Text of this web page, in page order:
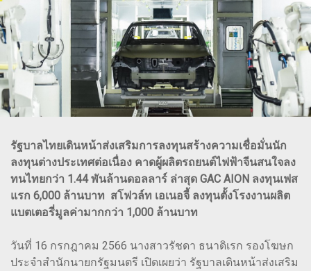
รัฐบาลไทยเดินหน้าส่งเสริมการลงทุนสร้างความเชื่อมั่นนัก
ลงทุนต่างประเทศต่อเนื่อง คาดผู้ผลิตรถยนต์ไฟฟ้าจีนสนใจลง
ทนไทยกว่า 1.44 พันล้านดอลลาร์ ล่าสุด GAC AION ลงทุนเฟส
แรก 6,000 ล้านบาท สโฟวล์ท เอเนอจี้ ลงทุนตั้งโรงงานผลิต
แบตเตอรี่มูลค่ามากกว่า 1,000 ล้านบาท
วันที่ 16 กรกฎาคม 2566 นางสาวรัชดา ธนาดิเรก รองโฆษก
ประจำสำนักนายกรัฐมนตรี เปิดเผยว่า รัฐบาลเดินหน้าส่งเสริม